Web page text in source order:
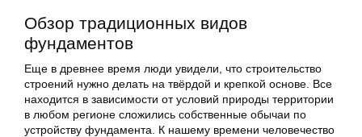
Обзор традиционных видов
фундаментов
Еще в древнее время люди увидели, что строительство
строений нужно делать на твёрдой и крепкой основе. Все
находится в зависимости от условий природы территории
в любом регионе сложились собственные обычаи по
устройству фундамента. К нашему времени человечество